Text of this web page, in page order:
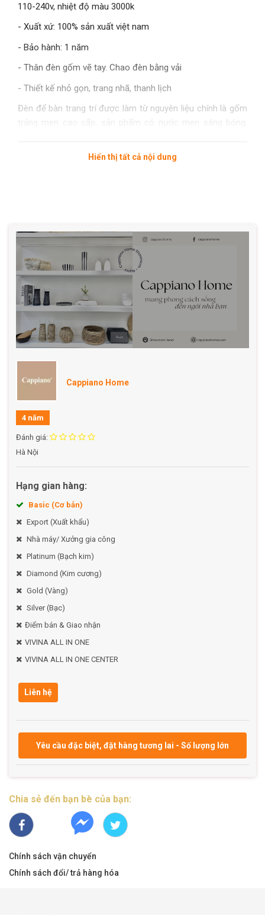
110-240v, nhiệt độ màu 3000k
- Xuất xứ: 100% sản xuất việt nam
- Bảo hành: 1 năm
- Thân đèn gốm vẽ tay. Chao đèn bằng vải
- Thiết kế nhỏ gọn, trang nhã, thanh lịch
Đèn để bàn trang trí được làm từ nguyên liệu chính là gốm
tráng men cao cấp, sản phẩm có nước men sáng bóng,
kế hiện đại, phù hợp với nhiều không gian nội thất khác
+ 1 đổi 1 với những sản phẩm bán ra trong vòng 1 ngày
nếu có vấn đề trục trặc.
+ Còn đầy đủ tem ***, hóa đơn, không bị trầy xước, móp
méo, hổng hóc bên ngoài, đổ vỡ,..
+ Thời gian đổi hàng không quá 3 ngày kể từ khi nhânh
hàng ( căn cứ theo hóa đơn mua hàng hoặc biên lai ký
nhận của bên giao hàng).
!!!!!!!! CHÚ Ý: Vì màu sắc mỗi sản phẩm không giống nhau,
tin chọn màu yêu thích!
============ CAPPIANO HOME - Nơi đem lại không gian
sống cho ngôi nhà của bạn =========
Hiển thị tất cả nội dung
Cappiano Home
4 năm
Đánh giá:
Hà Nội
Hạng gian hàng:
Basic (Cơ bản)
Export (Xuất khẩu)
Nhà máy/ Xưởng gia công
Platinum (Bạch kim)
Diamond (Kim cương)
Gold (Vàng)
Silver (Bạc)
Điểm bán & Giao nhận
VIVINA ALL IN ONE
VIVINA ALL IN ONE CENTER
Liên hệ
Yêu cầu đặc biệt, đặt hàng tương lai - Số lượng lớn
Chia sẻ đến bạn bè của bạn:
Chính sách vận chuyển
Chính sách đổi/ trả hàng hóa